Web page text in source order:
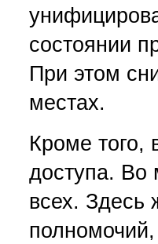
состоянии
При этом
местах.
Кроме того,
доступа. Во
всех. Здесь